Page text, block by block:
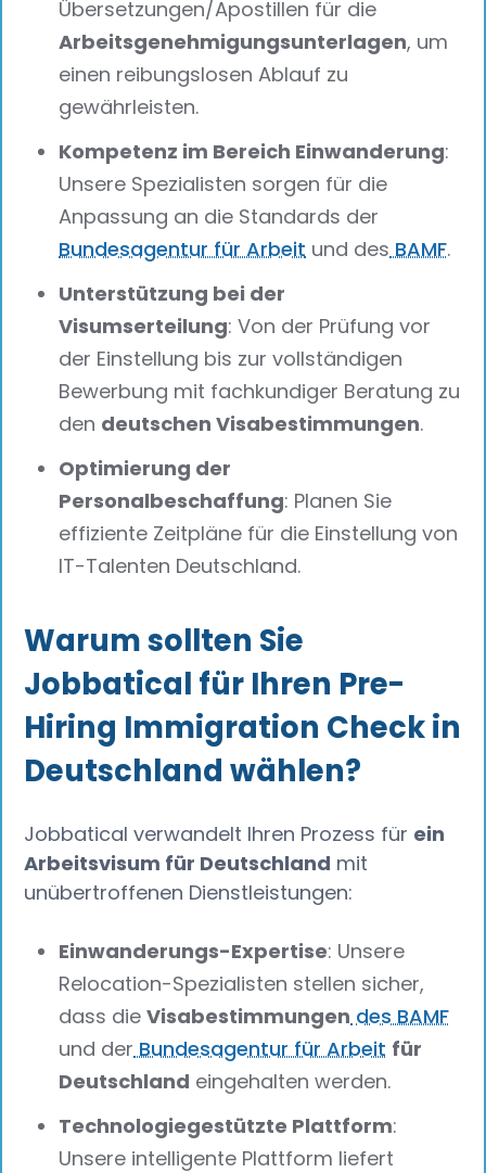
Übersetzungen/Apostillen für die
Arbeitsgenehmigungsunterlagen, um
einen reibungslosen Ablauf zu
gewährleisten.
Kompetenz im Bereich Einwanderung:
Unsere Spezialisten sorgen für die
Anpassung an die Standards der
Bundesagentur für Arbeit und desBAMF.
Unterstützung bei der
Visumserteilung: Von der Prüfung vor
der Einstellung bis zur vollständigen
Bewerbung mit fachkundiger Beratung zu
den deutschen Visabestimmungen.
Optimierung der
Personalbeschaffung: Planen Sie
effiziente Zeitpläne für die Einstellung von
IT-Talenten Deutschland.
Warum sollten Sie
Jobbatical für Ihren Pre-
Hiring Immigration Check in
Deutschland wählen?
Jobbatical verwandelt Ihren Prozess für ein
Arbeitsvisum für Deutschland mit
unübertroffenen Dienstleistungen:
Einwanderungs-Expertise: Unsere
Relocation-Spezialisten stellen sicher,
dass dieVisabestimmungendes BAMF
und derBundesagentur für Arbeit für
Deutschland eingehalten werden.
Technologiegestützte Plattform:
Unsere intelligente Plattform liefert